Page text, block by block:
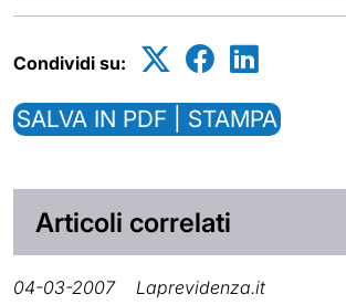
Condividi su:
SALVA IN PDF | STAMPA
Articoli correlati
04-03-2007 Laprevidenza.it